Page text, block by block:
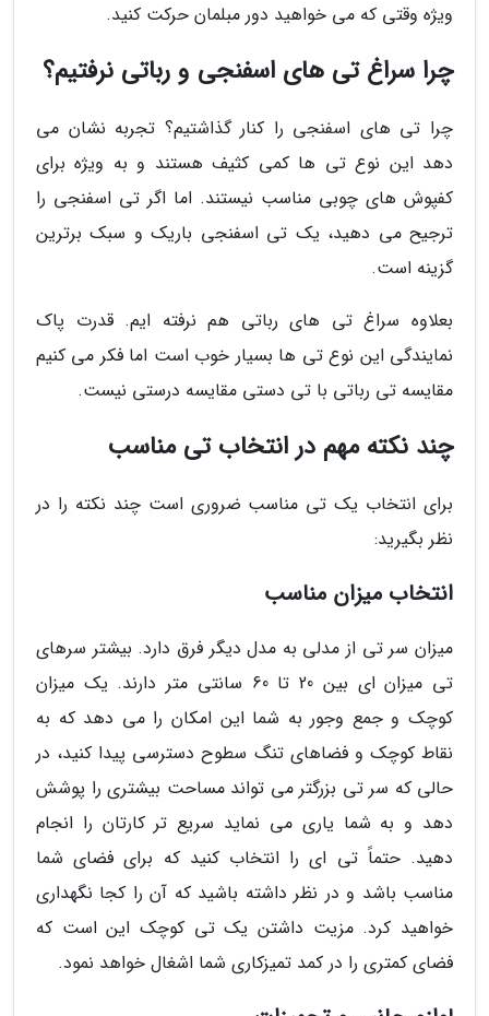
ویژه وقتی که می خواهید دور مبلمان حرکت کنید.
چرا سراغ تی های اسفنجی و رباتی نرفتیم؟
چرا تی های اسفنجی را کنار گذاشتیم؟ تجربه نشان می
دهد این نوع تی ها کمی کثیف هستند و به ویژه برای
کفپوش های چوبی مناسب نیستند. اما اگر تی اسفنجی را
ترجیح می دهید، یک تی اسفنجی باریک و سبک برترین
گزینه است.
بعلاوه سراغ تی های رباتی هم نرفته ایم. قدرت پاک
نمایندگی این نوع تی ها بسیار خوب است اما فکر می کنیم
مقایسه تی رباتی با تی دستی مقایسه درستی نیست.
چند نکته مهم در انتخاب تی مناسب
برای انتخاب یک تی مناسب ضروری است چند نکته را در
نظر بگیرید:
انتخاب میزان مناسب
میزان سر تی از مدلی به مدل دیگر فرق دارد. بیشتر سرهای
تی میزان ای بین 20 تا 60 سانتی متر دارند. یک میزان
کوچک و جمع وجور به شما این امکان را می دهد که به
نقاط کوچک و فضاهای تنگ سطوح دسترسی پیدا کنید، در
حالی که سر تی بزرگتر می تواند مساحت بیشتری را پوشش
دهد و به شما یاری می نماید سریع تر کارتان را انجام
دهید. حتماً تی ای را انتخاب کنید که برای فضای شما
مناسب باشد و در نظر داشته باشید که آن را کجا نگهداری
خواهید کرد. مزیت داشتن یک تی کوچک این است که
فضای کمتری را در کمد تمیزکاری شما اشغال خواهد نمود.